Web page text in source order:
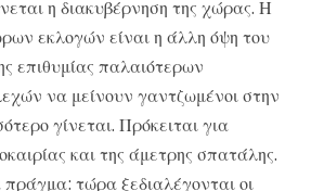
η διακυβέρνηση της χώρας. Η
εκλογών είναι η άλλη όψη του
επιθυμίας παλαιότερων
να μείνουν γαντζωμένοι στην
γίνεται. Πρόκειται για
και της άμετρης σπατάλης.
τώρα ξεδιαλέγονται οι